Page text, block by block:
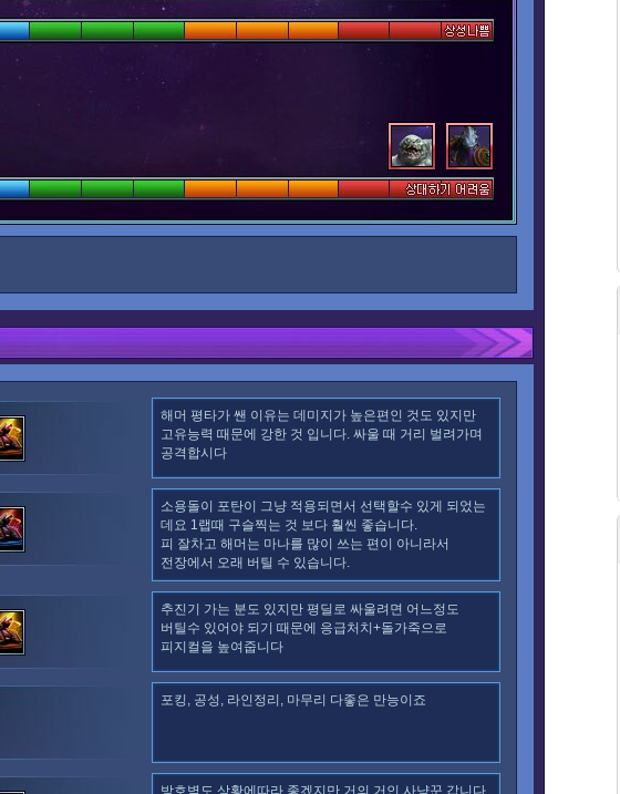
해머 평타가 쌘 이유는 데미지가 높은편인 것도 있지만
고유능력 때문에 강한 것 입니다. 싸울 때 거리 벌려가며
공격합시다
소용돌이 포탄이 그냥 적용되면서 선택할수 있게 되었는
데요 1랩때 구슬찍는 것 보다 훨씬 좋습니다.
피 잘차고 해머는 마나를 많이 쓰는 편이 아니라서
전장에서 오래 버틸 수 있습니다.
추진기 가는 분도 있지만 평딜로 싸울려면 어느정도
버틸수 있어야 되기 때문에 응급처치+돌가죽으로
피지컬을 높여줍니다
포킹, 공성, 라인정리, 마무리 다좋은 만능이죠
방호벽도 상황에따라 좋겠지만 거의 거인 사냥꾼 갑니다.